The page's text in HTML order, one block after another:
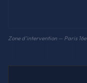
Zone d'intervention — Paris 16e